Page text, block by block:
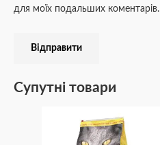
для моїх подальших коментарів.
Супутні товари